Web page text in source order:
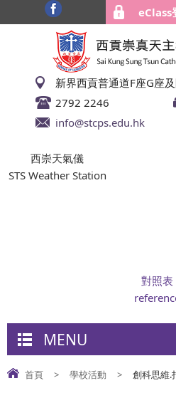
eClass
新界西貢普通道F座G座
2792 2246
info@stcps.edu.hk
西崇天氣儀
STS Weather Station
對照表
MENU
首頁 > 學校活動 > 創科思維.